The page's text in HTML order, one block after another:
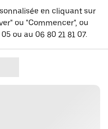
en cliquant sur
ou "Commencer", ou
ou au 06 80 21 81 07.